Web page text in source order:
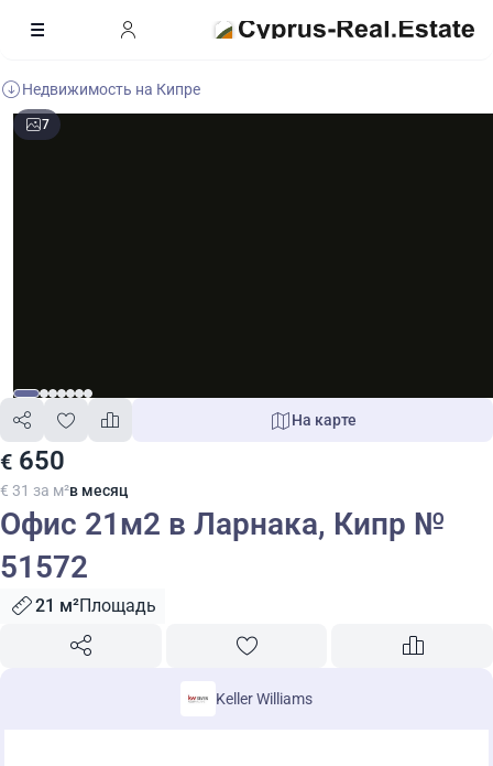
Недвижимость на Кипре
7
€ 650
€ 31 за м²в месяц
На карте
Офис 21м2 в Ларнака, Кипр №
51572
21 м²Площадь
Keller Williams